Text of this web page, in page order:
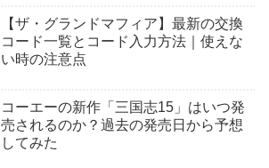
【ザ・グランドマフィア】最新の交換
コード一覧とコード入力方法｜使えな
い時の注意点
コーエーの新作「三国志15」はいつ発
売されるのか？過去の発売日から予想
してみた